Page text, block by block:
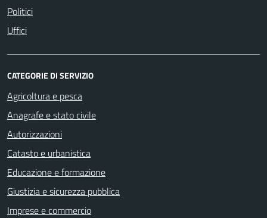
Politici
Uffici
CATEGORIE DI SERVIZIO
Agricoltura e pesca
Anagrafe e stato civile
Autorizzazioni
Catasto e urbanistica
Educazione e formazione
Giustizia e sicurezza pubblica
Imprese e commercio